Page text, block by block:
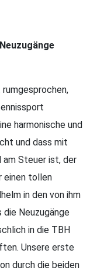
harmonische und
und dass mit
Steuer ist, der
einen tollen
in den von ihm
die Neuzugänge
in die TBH
Unsere erste
durch die beiden